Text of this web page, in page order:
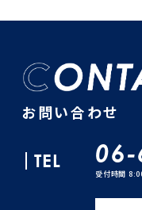
お問い合わせ
TEL
受付時間